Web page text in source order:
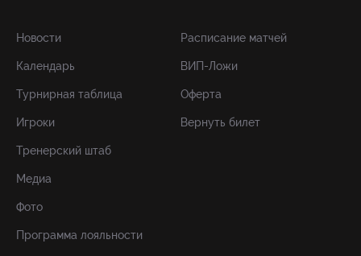
Новости
Календарь
Турнирная таблица
Игроки
Тренерский штаб
Медиа
Фото
Программа лояльности
Расписание матчей
ВИП-Ложи
Оферта
Вернуть билет